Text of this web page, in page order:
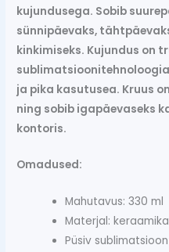
kujundusega. Sobib
sünnipäevaks,
kinkimiseks. Kujundus on
ja pika kasutusea. Kruus
ning sobib igapäevaseks
kontoris.
Omadused:
Mahutavus: 330 ml
Materjal: keraamika
Püsiv